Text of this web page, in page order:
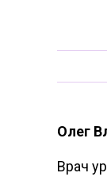
Олег
Врач